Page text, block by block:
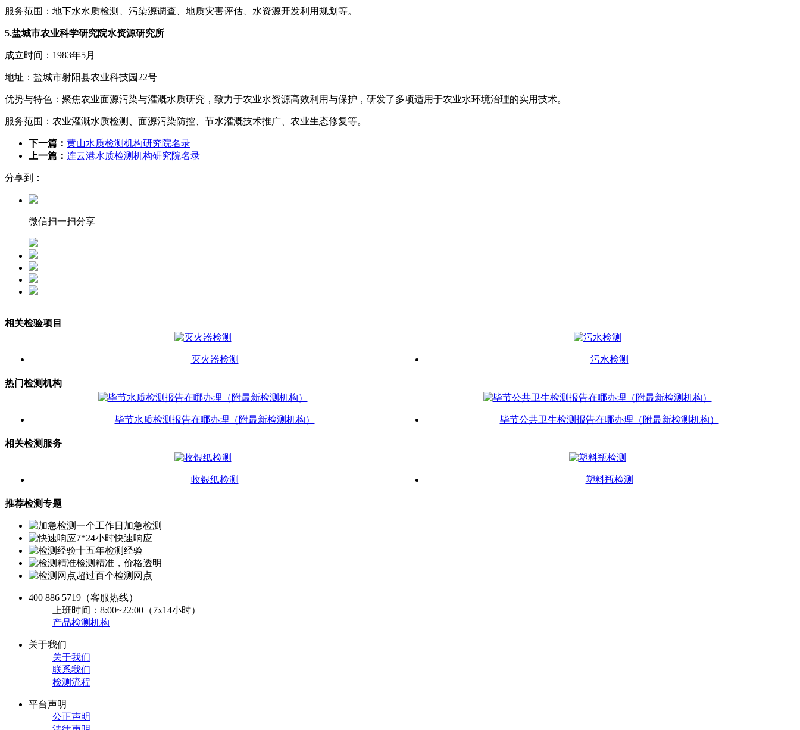
服务范围：地下水水质检测、污染源调查、地质灾害评估、水资源开发利用规划等。
5.盐城市农业科学研究院水资源研究所
成立时间：1983年5月
地址：盐城市射阳县农业科技园22号
优势与特色：聚焦农业面源污染与灌溉水质研究，致力于农业水资源高效利用与保护，研发了多项适用于农业水环境治理的实用技术。
服务范围：农业灌溉水质检测、面源污染防控、节水灌溉技术推广、农业生态修复等。
下一篇： 黄山水质检测机构研究院名录
上一篇： 连云港水质检测机构研究院名录
分享到：
微信扫一扫分享
相关检验项目
灭火器检测 污水检测
热门检测机构
毕节水质检测报告在哪办理（附最新检测机构） 毕节公共卫生检测报告在哪办理（附最新检测机构）
相关检测服务
收银纸检测 塑料瓶检测
推荐检测专题
一个工作日加急检测
7*24小时快速响应
十五年检测经验
检测精准，价格透明
超过百个检测网点
400 886 5719 （客服热线）
上班时间：8:00~22:00（7x14小时）
产品检测机构
关于我们
关于我们
联系我们
检测流程
平台声明
公正声明